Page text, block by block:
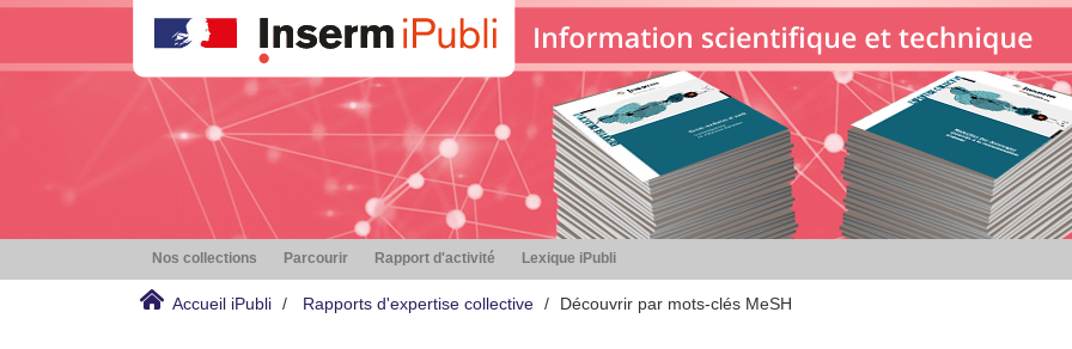
Nos collections Parcourir Rapport d'activité Lexique iPubli
Accueil iPubli Rapports d'expertise collective Découvrir par mots-clés MeSH